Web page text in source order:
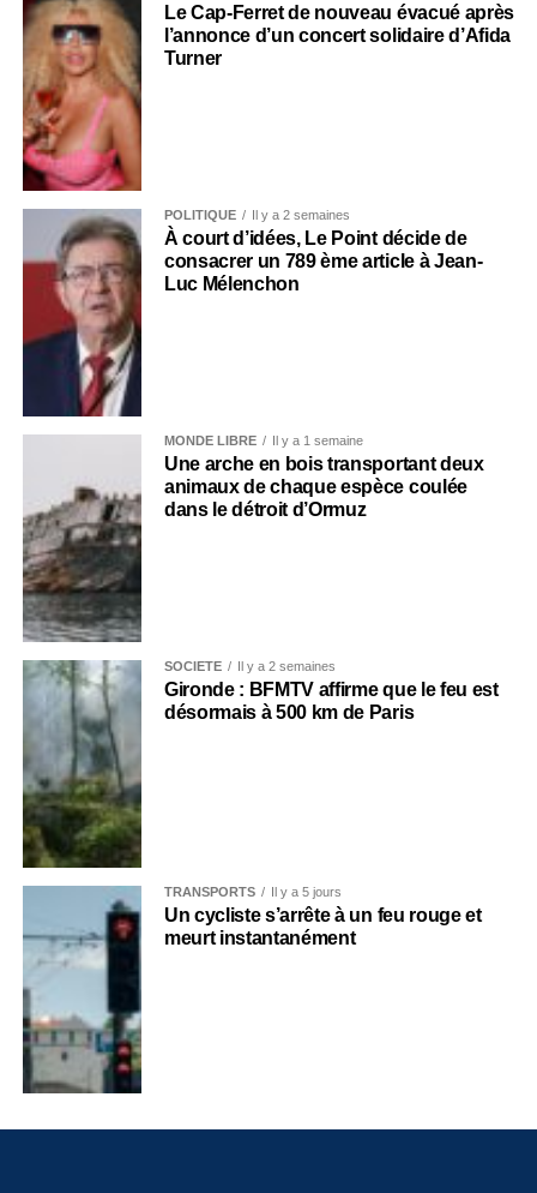
Le Cap-Ferret de nouveau évacué après
l’annonce d’un concert solidaire d’Afida
Turner
POLITIQUE Il y a 2 semaines
À court d’idées, Le Point décide de
consacrer un 789 ème article à Jean-
Luc Mélenchon
MONDE LIBRE Il y a 1 semaine
Une arche en bois transportant deux
animaux de chaque espèce coulée
dans le détroit d’Ormuz
SOCIÉTÉ Il y a 2 semaines
Gironde : BFMTV affirme que le feu est
désormais à 500 km de Paris
TRANSPORTS Il y a 5 jours
Un cycliste s’arrête à un feu rouge et
meurt instantanément